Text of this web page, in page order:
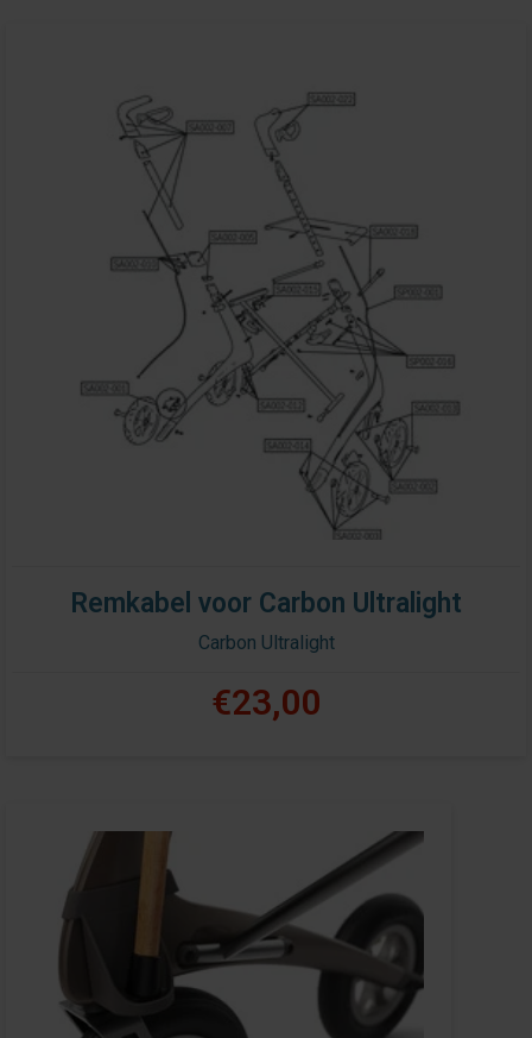
Remkabel voor Carbon Ultralight
Carbon Ultralight
€23,00